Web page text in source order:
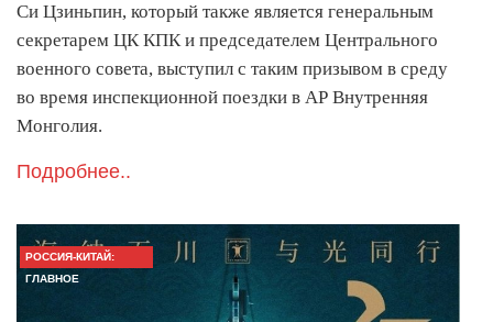
Си Цзиньпин, который также является генеральным
секретарем ЦК КПК и председателем Центрального
военного совета, выступил с таким призывом в среду
во время инспекционной поездки в АР Внутренняя
Монголия.
Подробнее..
РОССИЯ-КИТАЙ:
ГЛАВНОЕ